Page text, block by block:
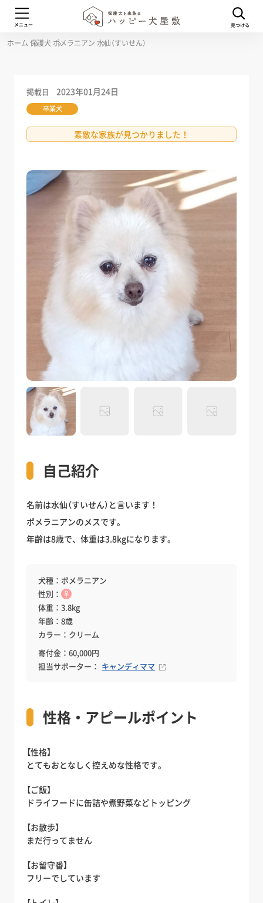
ホーム 保護犬 ポメラニアン 水仙（すいせん）
掲載日 2023年01月24日
卒業犬
素敵な家族が見つかりました！
自己紹介
名前は水仙（すいせん）と言います！
ポメラニアンのメスです。
年齢は8歳で、体重は3.8kgになります。
犬種：ポメラニアン
性別： ♀
体重：3.8kg
年齢：8歳
カラー：クリーム
寄付金：60,000円
担当サポーター： キャンディママ
性格・アピールポイント
【性格】
とてもおとなしく控えめな性格です。
【ご飯】
ドライフードに缶詰や煮野菜などトッピング
【お散歩】
まだ行ってません
【お留守番】
フリーでしています